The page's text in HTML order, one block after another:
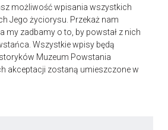
możliwość wpisania wszystkich
Jego życiorysu. Przekaż nam
my zadbamy o to, by powstał z nich
Wszystkie wpisy będą
Muzeum Powstania
akceptacji zostaną umieszczone w